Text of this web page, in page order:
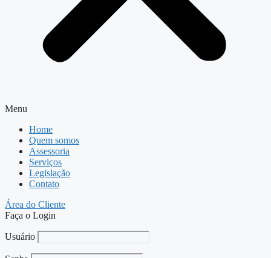
Menu
Home
Quem somos
Assessoria
Serviços
Legislação
Contato
Área do Cliente
Faça o Login
Usuário